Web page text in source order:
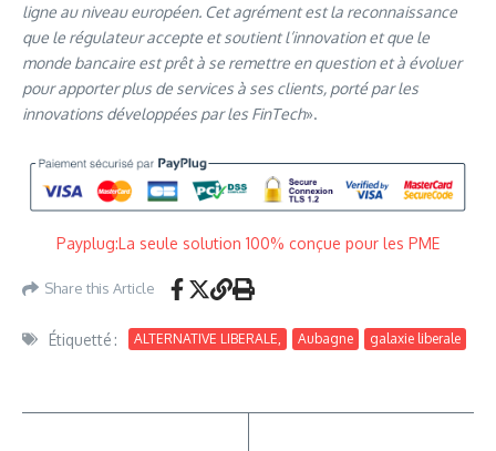
ligne au niveau européen. Cet agrément est la reconnaissance
que le régulateur accepte et soutient l’innovation et que le
monde bancaire est prêt à se remettre en question et à évoluer
pour apporter plus de services à ses clients, porté par les
innovations développées par les FinTech».
Payplug:La seule solution 100% conçue pour les PME
Share this Article
Étiquetté : ALTERNATIVE LIBERALE, Aubagne galaxie liberale